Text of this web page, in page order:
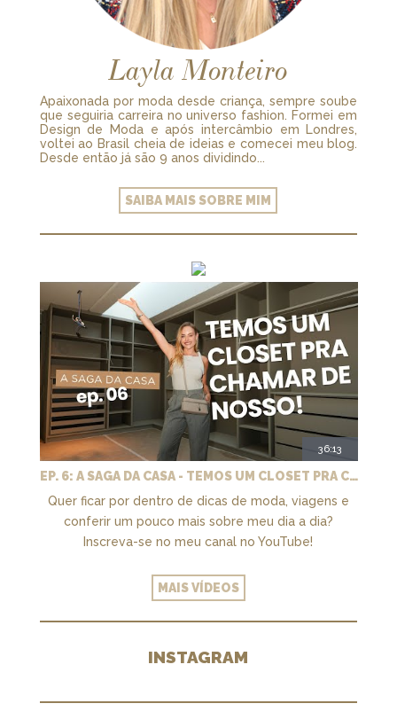
Layla Monteiro
Apaixonada por moda desde criança, sempre soube
que seguiria carreira no universo fashion. Formei em
Design de Moda e após intercâmbio em Londres,
voltei ao Brasil cheia de ideias e comecei meu blog.
Desde então já são 9 anos dividindo...
SAIBA MAIS SOBRE MIM
36:13
EP. 6: A SAGA DA CASA - TEMOS UM CLOSET PRA CHAMAR DE NOSSO + MARCENARIA E PAISAGISMO
Quer ficar por dentro de dicas de moda, viagens e
conferir um pouco mais sobre meu dia a dia?
Inscreva-se no meu canal no YouTube!
MAIS VÍDEOS
INSTAGRAM